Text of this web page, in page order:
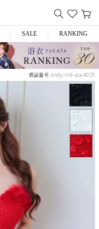
SALE RANKING
商品番号 andy-md-aoc4015